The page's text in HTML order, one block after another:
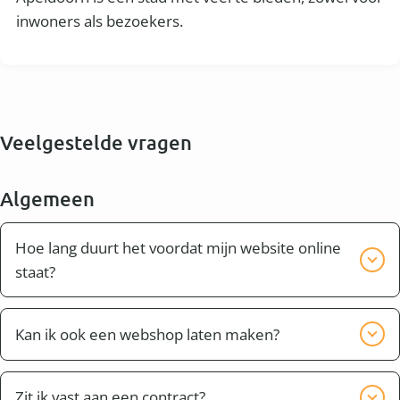
inwoners als bezoekers.
Veelgestelde vragen
Algemeen
Hoe lang duurt het voordat mijn website online
staat?
Bijna altijd kan je website of webshop binnen twee
weken compleet worden opgeleverd. Dit hangt er
ook vanaf of je bijvoorbeeld zelf nog teksten wilt
aanpassen, nieuwe foto's wilt zoeken en hoeveel tijd
Kan ik ook een webshop laten maken?
Ja dit is mogelijk. Ook in Apeldoorn en omgeving
bouwen wij webshops. In de website software van